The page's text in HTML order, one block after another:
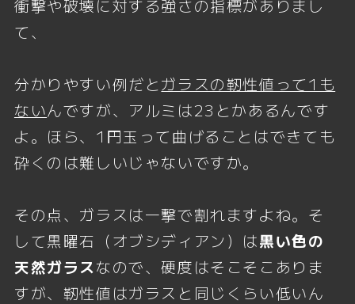
衝撃や破壊に対する強さの指標がありまし
て、
分かりやすい例だとガラスの靭性値って1も
ないんですが、アルミは23とかあるんです
よ。ほら、1円玉って曲げることはできても
砕くのは難しいじゃないですか。
その点、ガラスは一撃で割れますよね。そ
して黒曜石（オブシディアン）は黒い色の
天然ガラスなので、硬度はそこそこありま
すが、靭性値はガラスと同じくらい低いん